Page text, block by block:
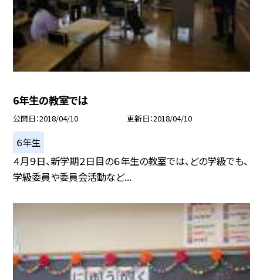
6年生の教室では
公開日 2018/04/10 更新日 2018/04/10
６年生
４月９日、新学期２日目の６年生の教室では、どの学級でも、
学級委員や委員会活動など...